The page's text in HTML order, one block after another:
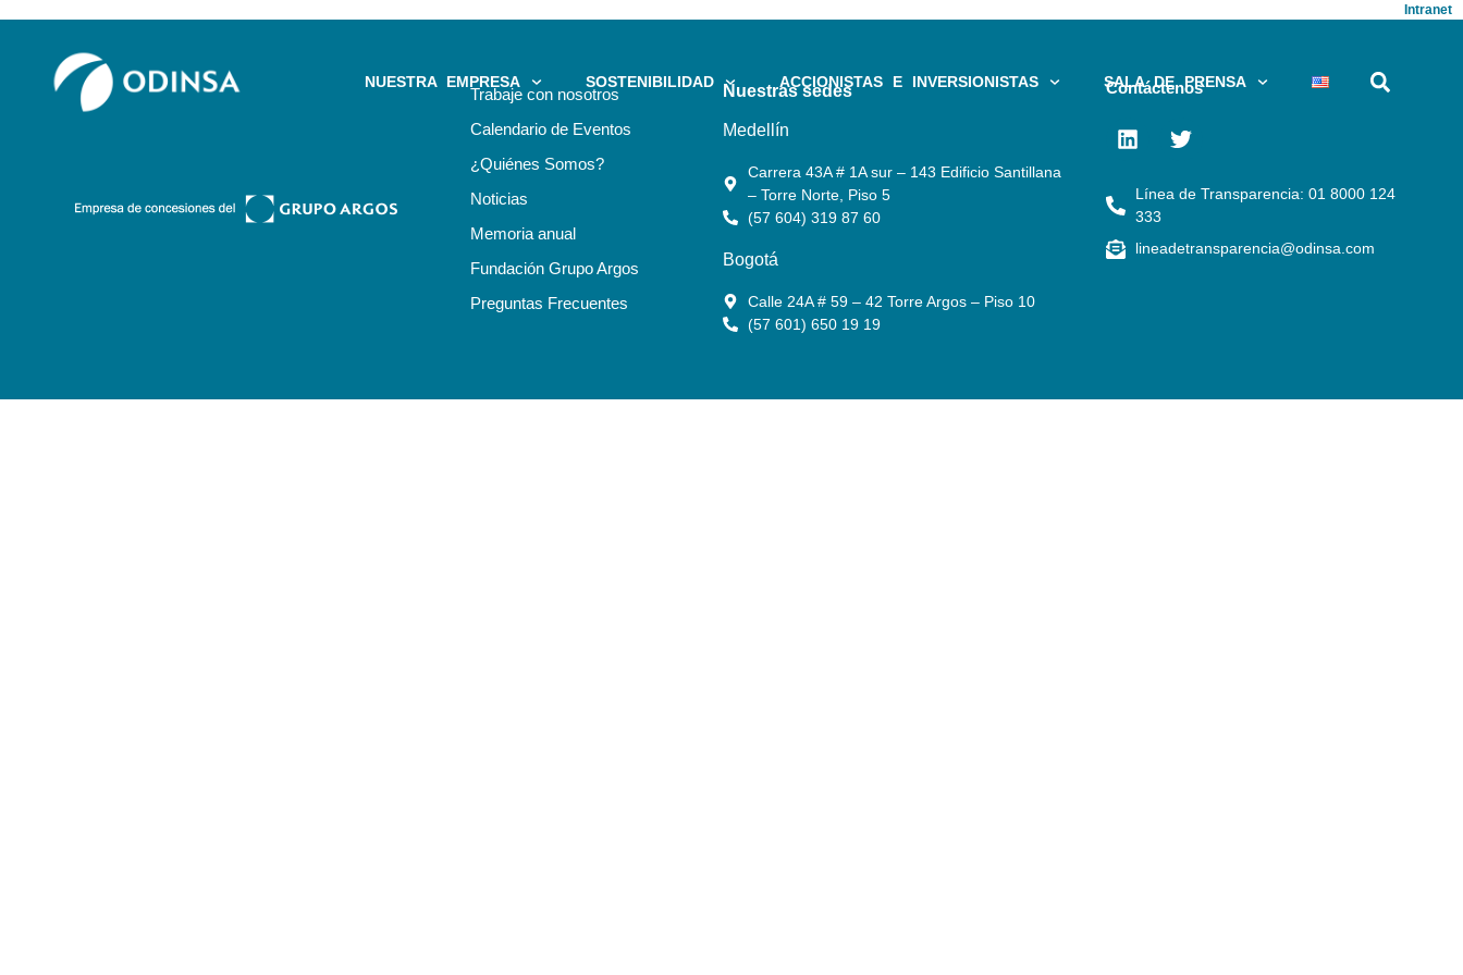
Intranet
NUESTRA EMPRESA SOSTENIBILIDAD ACCIONISTAS E INVERSIONISTAS SALA DE PRENSA
Trabaje con nosotros
Calendario de Eventos
¿Quiénes Somos?
Noticias
Memoria anual
Fundación Grupo Argos
Preguntas Frecuentes
Nuestras sedes
Medellín
Carrera 43A # 1A sur – 143 Edificio Santillana
– Torre Norte, Piso 5
(57 604) 319 87 60
Bogotá
Calle 24A # 59 – 42 Torre Argos – Piso 10
(57 601) 650 19 19
Contáctenos
Línea de Transparencia: 01 8000 124
333
lineadetransparencia@odinsa.com